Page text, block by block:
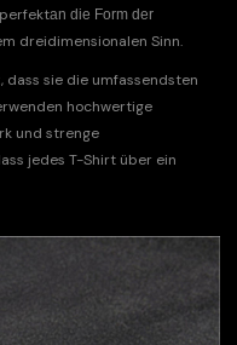
an die Form der
dreidimensionalen Sinn.
sie die umfassendsten
hochwertige
und strenge
jedes T-Shirt über ein